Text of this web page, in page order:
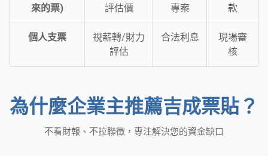
來的票)
評估價
專案
款
個人支票
視薪轉/財力
評估
合法利息
現場審
核
為什麼企業主推薦吉成票貼？
不看財報、不拉聯徵，專注解決您的資金缺口